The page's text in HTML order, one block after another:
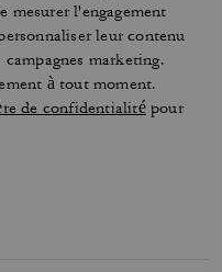
mesurer l'engagement
leur contenu
marketing.
à tout moment.
de confidentialitépour